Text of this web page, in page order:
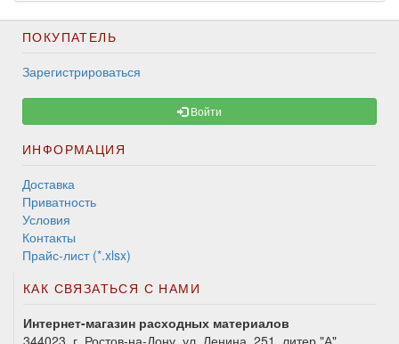
ПОКУПАТЕЛЬ
Зарегистрироваться
Войти
ИНФОРМАЦИЯ
Доставка
Приватность
Условия
Контакты
Прайс-лист (*.xlsx)
КАК СВЯЗАТЬСЯ С НАМИ
Интернет-магазин расходных материалов
344023, г. Ростов-на-Дону, ул. Ленина, 251, литер "А"